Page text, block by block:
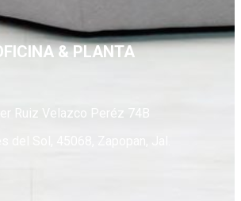
& PLANTA
Ruiz Velazco Peréz 74B